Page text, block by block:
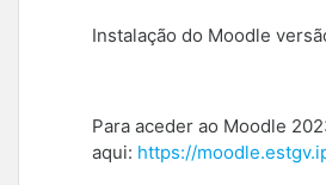
Instalação do Moodle
Para aceder ao Moodle
aqui: https://